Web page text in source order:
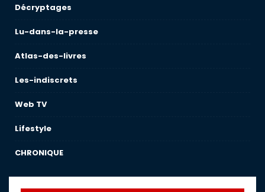
Décryptages
Lu-dans-la-presse
Atlas-des-livres
Les-indiscrets
Web TV
Lifestyle
CHRONIQUE